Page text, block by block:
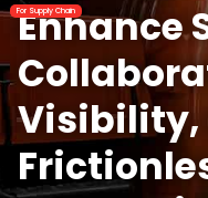
For Supply Chain
Enhance
Visibility,